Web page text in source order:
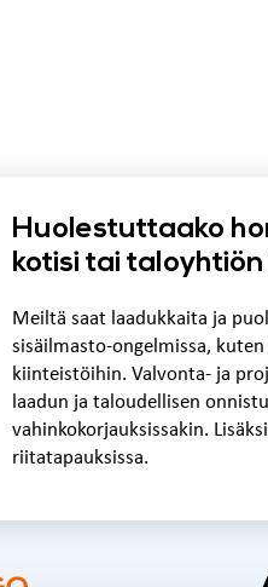
Huolestuttaako
kotisi tai
Meiltä saat laadukkaita ja
sisäilmasto-ongelmissa,
kiinteistöihin. Valvonta- ja
laadun ja taloudellisen
vahinkokorjauksissakin.
riitatapauksissa.